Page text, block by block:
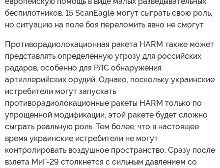
беспилотников. 15 ScanEagle могут сыграть свою роль,
но ситуацию на поле боя переломить явно не смогут.
Противорадиолокационная ракета HARM также может
представлять определенную угрозу для российских
радаров, особенно для РЛС обнаружения
артиллерийских орудий. Однако, поскольку украинские
истребители могут запускать
противорадиолокационные ракеты HARM только по
упрощенной модификации, этой ракете будет сложно
сыграть реальную роль. Тем более, что в настоящее
время украинские истребители не могут
контролировать воздушное пространство. Сразу после
взлета МиГ-29 столкнется с сильным давлением со